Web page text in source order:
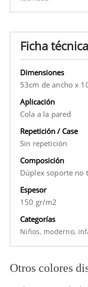
Ficha técnica
Dimensiones
53cm de ancho x
Aplicación
Cola a la pared
Repetición / Case
Sin repetición
Composición
Dúplex soporte no
Espesor
150 gr/m2
Categorías
Niños, moderno,
Otros colores